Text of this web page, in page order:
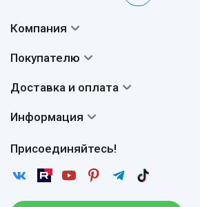
Присоединяйтесь!
Компания
Авторы
Сертификаты
Покупателю
Вопросы и ответы
Отзывы
Доставка и оплата
Доставка
Возврат
Информация
Пользовательское соглашение
Защита персональных данных